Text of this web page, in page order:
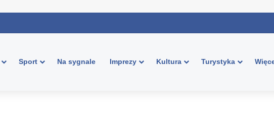
Sport Na sygnale Imprezy Kultura Turystyka